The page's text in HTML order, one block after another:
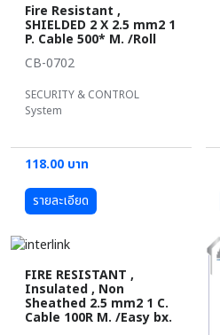
Fire Resistant ,
SHIELDED 2 X 2.5 mm2 1
P. Cable 500* M. /Roll
CB-0702
SECURITY & CONTROL
System
118.00 บาท
รายละเอียด
FIRE RESISTANT ,
Insulated , Non
Sheathed 2.5 mm2 1 C.
Cable 100R M. /Easy bx.